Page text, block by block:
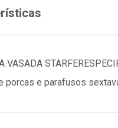
VASADA
e parafusos